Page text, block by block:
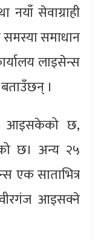
नयाँ सेवाग्राही
समाधान
लाइसेन्स
।
आइसकेको छ,
छ। अन्य २५
एक साताभित्र
वीरगंज आइसक्ने